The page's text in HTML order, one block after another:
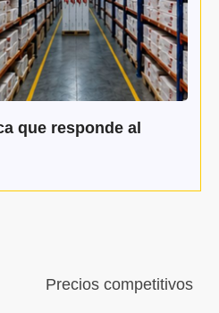
que responde al
Precios competitivos